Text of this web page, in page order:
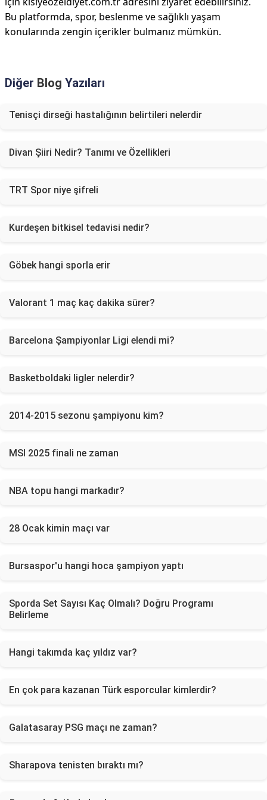
Bu platformda, spor, beslenme ve sağlıklı yaşam
konularında zengin içerikler bulmanız mümkün.
Diğer Blog Yazıları
Tenisçi dirseği hastalığının belirtileri nelerdir
Divan Şiiri Nedir? Tanımı ve Özellikleri
TRT Spor niye şifreli
Kurdeşen bitkisel tedavisi nedir?
Göbek hangi sporla erir
Valorant 1 maç kaç dakika sürer?
Barcelona Şampiyonlar Ligi elendi mi?
Basketboldaki ligler nelerdir?
2014-2015 sezonu şampiyonu kim?
MSI 2025 finali ne zaman
NBA topu hangi markadır?
28 Ocak kimin maçı var
Bursaspor'u hangi hoca şampiyon yaptı
Sporda Set Sayısı Kaç Olmalı? Doğru Programı
Belirleme
Hangi takımda kaç yıldız var?
En çok para kazanan Türk esporcular kimlerdir?
Galatasaray PSG maçı ne zaman?
Sharapova tenisten bıraktı mı?